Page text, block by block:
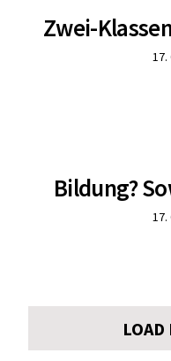
Zwei-
Bildung?
LOAD